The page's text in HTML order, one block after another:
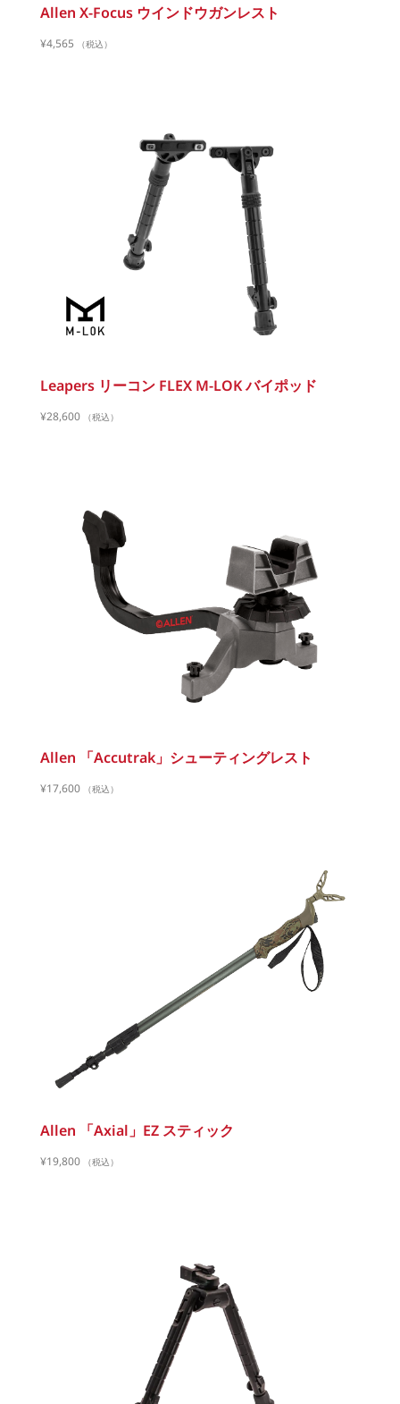
Allen X-Focus ウインドウガンレスト
¥4,565 （税込）
Leapers リーコン FLEX M-LOK バイポッド
¥28,600 （税込）
Allen 「Accutrak」シューティングレスト
¥17,600 （税込）
Allen 「Axial」EZ スティック
¥19,800 （税込）